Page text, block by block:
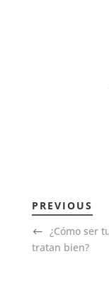
PREVIOUS
¿Cómo ser
tratan bien?